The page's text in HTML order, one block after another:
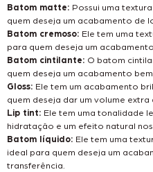
Batom matte: Possui uma
quem deseja um acabamento de
Batom cremoso: Ele tem uma
para quem deseja um
Batom cintilante: O batom
quem deseja um acabamento
Gloss: Ele tem um acabamento
quem deseja dar um volume extra
Lip tint: Ele tem uma tonalidade
hidratação e um efeito natural
Batom líquido: Ele tem uma
ideal para quem deseja um
transferência.